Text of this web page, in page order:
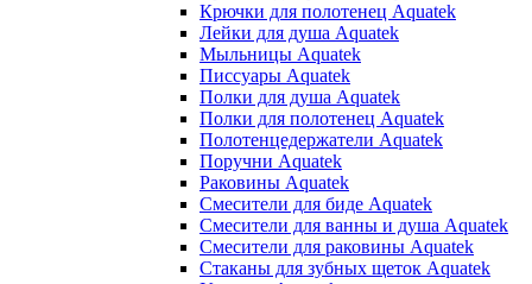
Крючки для полотенец Aquatek
Лейки для душа Aquatek
Мыльницы Aquatek
Писсуары Aquatek
Полки для душа Aquatek
Полки для полотенец Aquatek
Полотенцедержатели Aquatek
Поручни Aquatek
Раковины Aquatek
Смесители для биде Aquatek
Смесители для ванны и душа Aquatek
Смесители для раковины Aquatek
Стаканы для зубных щеток Aquatek